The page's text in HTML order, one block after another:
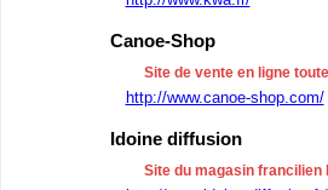
Canoe-Shop
Site de vente en ligne
http://www.canoe-shop.com/
Idoine diffusion
Site du magasin francilien